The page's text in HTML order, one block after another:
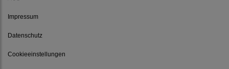
Impressum
Datenschutz
Cookieeinstellungen